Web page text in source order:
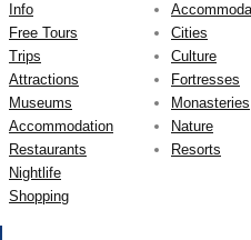
Info
Free Tours
Trips
Attractions
Museums
Accommodation
Restaurants
Nightlife
Shopping
Cities
Culture
Fortresses
Monasteries
Nature
Resorts